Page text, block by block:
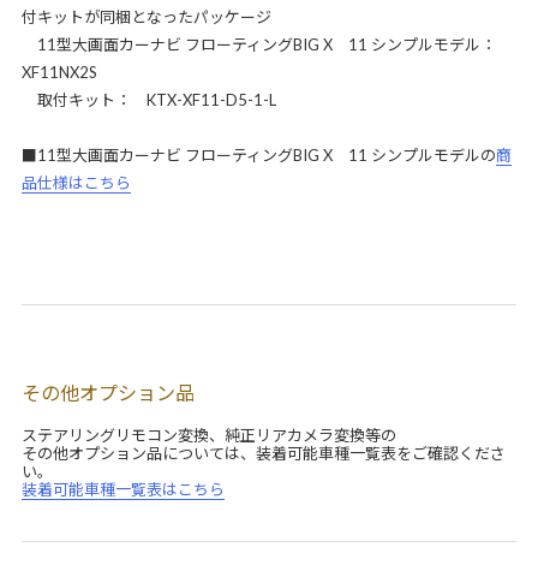
付キットが同梱となったパッケージ
11型大画面カーナビ フローティングBIG X 11 シンプルモデル：
XF11NX2S
取付キット： KTX-XF11-D5-1-L
■11型大画面カーナビ フローティングBIG X 11 シンプルモデルの商
品仕様はこちら
その他オプション品
ステアリングリモコン変換、純正リアカメラ変換等の
その他オプション品については、装着可能車種一覧表をご確認くださ
い。
装着可能車種一覧表はこちら